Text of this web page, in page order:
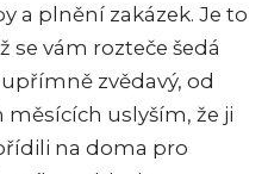
a plnění zakázek. Je to
se vám rozteče šedá
zvědavý, od
uslyším, že ji
na doma pro